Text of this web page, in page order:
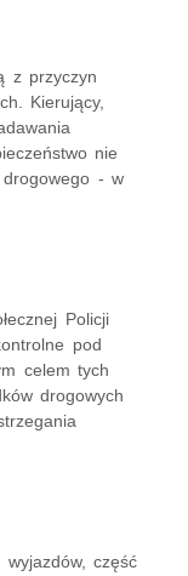
z przyczyn
Kierujący,
nie
- w
Policji
pod
celem tych
drogowych
część